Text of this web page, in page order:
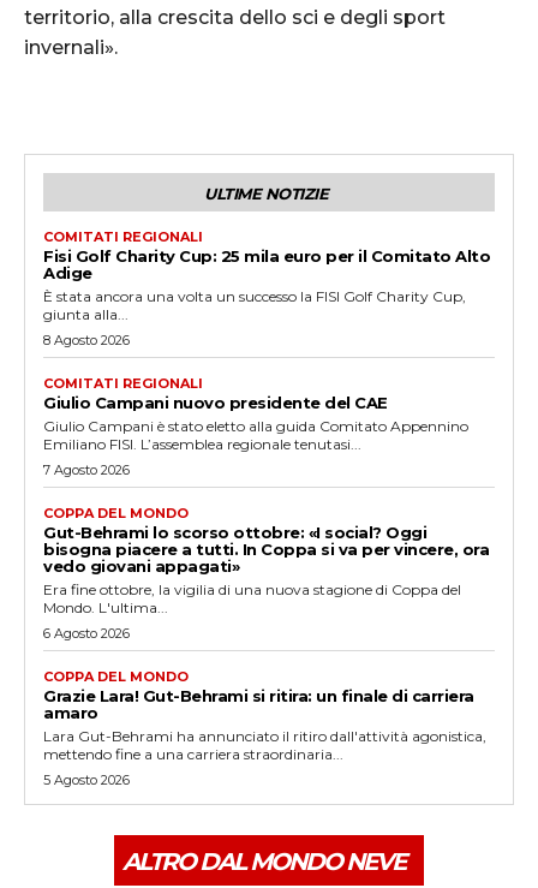
territorio, alla crescita dello sci e degli sport
invernali».
ULTIME NOTIZIE
COMITATI REGIONALI
Fisi Golf Charity Cup: 25 mila euro per il Comitato Alto
Adige
È stata ancora una volta un successo la FISI Golf Charity Cup,
giunta alla...
8 Agosto 2026
COMITATI REGIONALI
Giulio Campani nuovo presidente del CAE
Giulio Campani è stato eletto alla guida Comitato Appennino
Emiliano FISI. L’assemblea regionale tenutasi...
7 Agosto 2026
COPPA DEL MONDO
Gut-Behrami lo scorso ottobre: «I social? Oggi
bisogna piacere a tutti. In Coppa si va per vincere, ora
vedo giovani appagati»
Era fine ottobre, la vigilia di una nuova stagione di Coppa del
Mondo. L'ultima...
6 Agosto 2026
COPPA DEL MONDO
Grazie Lara! Gut-Behrami si ritira: un finale di carriera
amaro
Lara Gut-Behrami ha annunciato il ritiro dall'attività agonistica,
mettendo fine a una carriera straordinaria...
5 Agosto 2026
ALTRO DAL MONDO NEVE